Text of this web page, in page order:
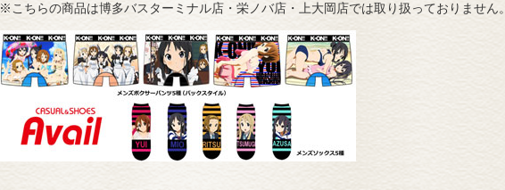
※こちらの商品は博多バスターミナル店・栄ノバ店・上大岡店では取り扱っておりません。